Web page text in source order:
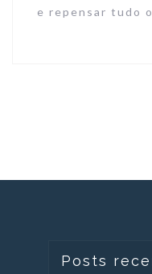
e repensar tudo
Posts